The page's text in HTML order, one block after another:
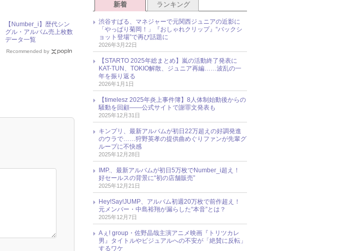
【Number_i】歴代シン
グル・アルバム売上枚数
データ一覧
Recommended by
新着 ランキング
渋谷すばる、マネジャーで元関西ジュニアの近影に
「やっぱり菊岡！」『おしゃれクリップ』“バックシ
ョット登場”で再び話題に
2026年3月22日
【STARTO 2025年総まとめ】嵐の活動終了発表に
KAT-TUN、TOKIO解散、ジュニア再編……波乱の一
年を振り返る
2026年1月1日
【timelesz 2025年炎上事件簿】8人体制始動後からの
騒動を回顧――公式サイトで謝罪文発表も
2025年12月31日
キンプリ、最新アルバムが初日22万超えの好調発進
のウラで……狩野英孝の提供曲めぐりファンが先輩グ
ループに不快感
2025年12月28日
IMP.、最新アルバムが初日5万枚でNumber_i超え！
好セールスの背景に“初の店舗販売”
2025年12月21日
Hey!Say!JUMP、アルバム初週20万枚で前作超え！
元メンバー・中島裕翔が漏らした“本音”とは？
2025年12月7日
Aぇ! group・佐野晶哉主演アニメ映画『トリツカレ
男』タイトルやビジュアルへの不安が「絶賛に反転」
するワケ